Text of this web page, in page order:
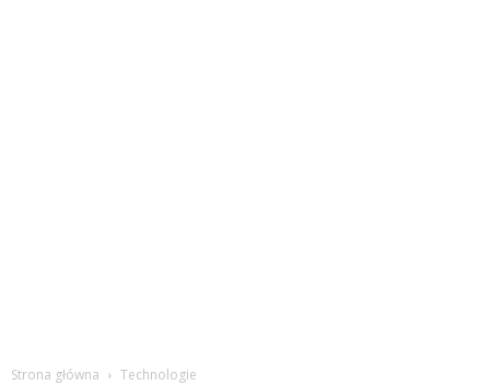
Strona główna Technologie